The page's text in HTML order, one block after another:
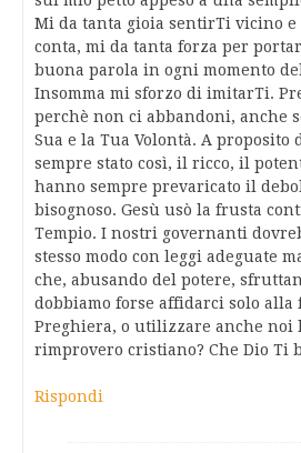
Mi da tanta gioia sentirTi vicino
conta, mi da tanta forza per
buona parola in ogni momento
Insomma mi sforzo di imitarTi.
perchè non ci abbandoni, anche
Sua e la Tua Volontà. A proposito
sempre stato così, il ricco, il
hanno sempre prevaricato il
bisognoso. Gesù usò la frusta
Tempio. I nostri governanti
stesso modo con leggi adeguate
che, abusando del potere,
dobbiamo forse affidarci solo alla
Preghiera, o utilizzare anche noi
rimprovero cristiano? Che Dio Ti
Rispondi